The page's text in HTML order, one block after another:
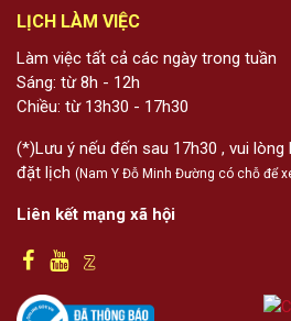
LỊCH LÀM VIỆC
Làm việc tất cả các ngày trong tuần
Sáng: từ 8h - 12h
Chiều: từ 13h30 - 17h30
(*)Lưu ý nếu đến sau 17h30 , vui
đặt lịch (Nam Y Đỗ Minh Đường có chỗ để
Liên kết mạng xã hội